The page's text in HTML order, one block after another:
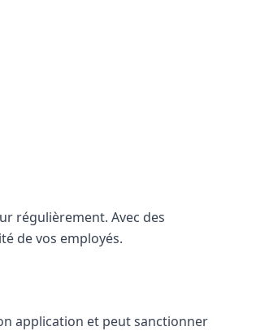
régulièrement. Avec des
de vos employés.
application et peut sanctionner